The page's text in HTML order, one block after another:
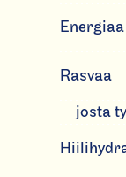
Energiaa
Rasvaa
josta